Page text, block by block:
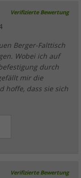
Verifizierte Bewertung
Berger-Falttisch
Wobei ich auf
durch
mir die
hoffe, dass sie sich
Verifizierte Bewertung